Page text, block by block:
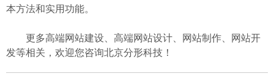
本方法和实用功能。
更多高端网站建设、高端网站设计、网站制作、网站开
发等相关，欢迎您咨询北京分形科技！